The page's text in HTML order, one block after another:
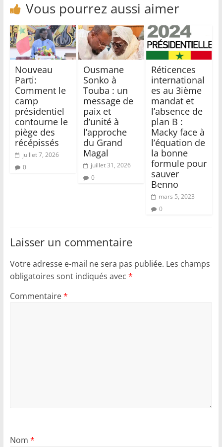
Vous pourrez aussi aimer
Nouveau
Parti:
Comment le
camp
présidentiel
contourne le
piège des
récépissés
juillet 7, 2026
0
Ousmane
Sonko à
Touba : un
message de
paix et
d’unité à
l’approche
du Grand
Magal
juillet 31, 2026
0
Réticences
international
es au 3ième
mandat et
l’absence de
plan B :
Macky face à
l’équation de
la bonne
formule pour
sauver
Benno
mars 5, 2023
0
Laisser un commentaire
Votre adresse e-mail ne sera pas publiée. Les champs
obligatoires sont indiqués avec *
Commentaire*
Nom *